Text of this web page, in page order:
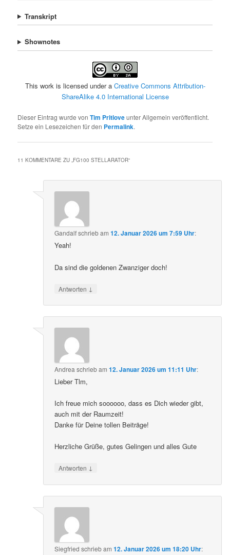
Transkript
Shownotes
This work is licensed under a Creative Commons Attribution-
ShareAlike 4.0 International License
Dieser Eintrag wurde vonTim Pritloveunter Allgemein veröffentlicht.
Setze ein Lesezeichen für den Permalink.
11 KOMMENTARE ZU „FG100 STELLARATOR“
Gandalfschriebam12. Januar 2026 um 7:59 Uhr:
Yeah!
Da sind die goldenen Zwanziger doch!
Antworten ↓
Andrea schriebam12. Januar 2026 um 11:11 Uhr:
Lieber Tlm,
Ich freue mich soooooo, dass es Dich wieder gibt,
auch mit der Raumzeit!
Danke für Deine tollen Beiträge!
Herzliche Grüße, gutes Gelingen und alles Gute
Antworten ↓
Siegfried schriebam12. Januar 2026 um 18:20 Uhr: